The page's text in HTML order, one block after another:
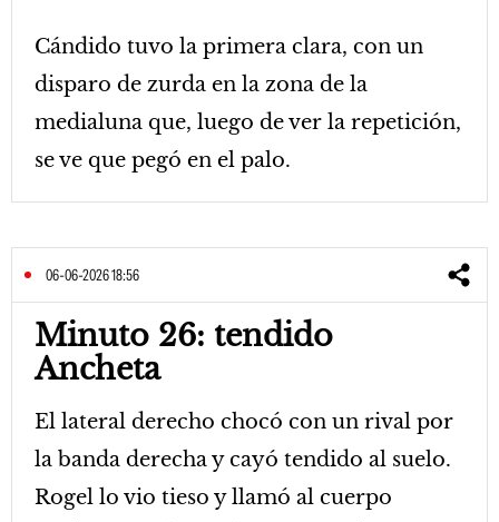
Cándido tuvo la primera clara, con un
disparo de zurda en la zona de la
medialuna que, luego de ver la repetición,
se ve que pegó en el palo.
06-06-2026 18:56
Minuto 26: tendido
Ancheta
El lateral derecho chocó con un rival por
la banda derecha y cayó tendido al suelo.
Rogel lo vio tieso y llamó al cuerpo